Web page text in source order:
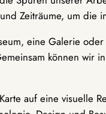
Zeiträume, um die
eine Galerie
können
auf eine visuelle